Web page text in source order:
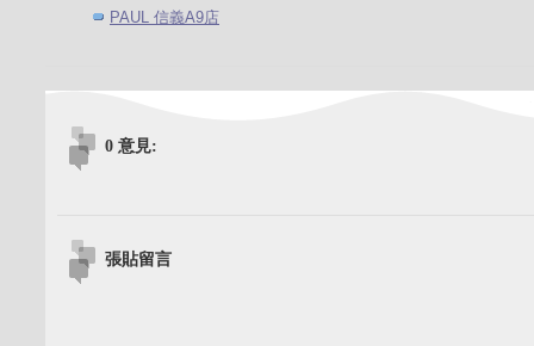
PAUL 信義A9店
0 意見:
張貼留言